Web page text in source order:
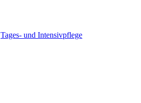
Tages- und Intensivpflege